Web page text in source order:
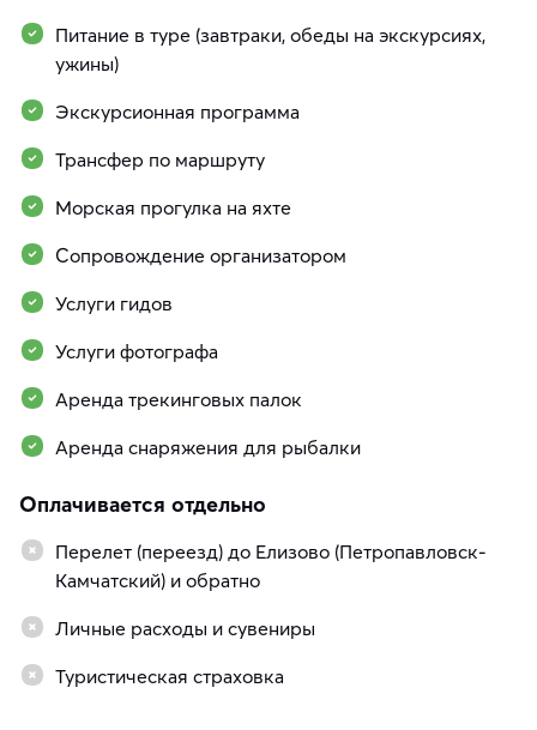
Питание в туре (завтраки, обеды на экскурсиях,
ужины)
Экскурсионная программа
Трансфер по маршруту
Морская прогулка на яхте
Сопровождение организатором
Услуги гидов
Услуги фотографа
Аренда трекинговых палок
Аренда снаряжения для рыбалки
Оплачивается отдельно
Перелет (переезд) до Елизово (Петропавловск-
Камчатский) и обратно
Личные расходы и сувениры
Туристическая страховка